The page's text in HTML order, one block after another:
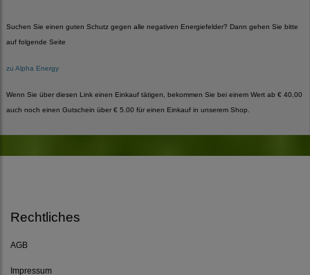
Suchen Sie einen guten Schutz gegen alle negativen Energiefelder? Dann gehen Sie bitte
auf folgende Seite
zu Alpha Energy
Wenn Sie über diesen Link einen Einkauf tätigen, bekommen Sie bei einem Wert ab € 40,00
auch noch einen Gutschein über € 5.00 für einen Einkauf in unserem Shop.
Rechtliches
AGB
Impressum